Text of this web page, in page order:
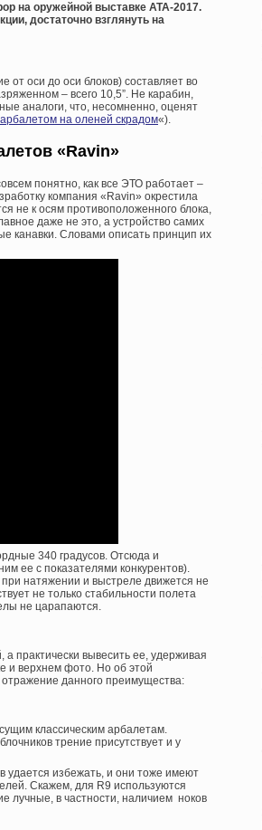
на оружейной выставке АТА-2017.
достаточно взглянуть на
от оси до оси блоков) составляет во
– всего 10,5”. Не карабин,
аналоги, что, несомненно, оценят
на оленей скрадом«).
«Ravin»
понятно, как все ЭТО работает –
компания «Ravin» окрестила
не к осям противоположенного блока,
даже не это, а устройство самих
канавки. Словами описать принцип их
340 градусов. Отсюда и
ее с показателями конкурентов).
натяжении и выстреле движется не
не только стабильности полета
не царапаются.
практически вывесить ее, удерживая
и верхнем фото. Но об этой
данного преимущества:
классическим арбалетам.
трение присутствует и у
удается избежать, и они тоже имеют
Скажем, для R9 используются
лучные, в частности, наличием ноков